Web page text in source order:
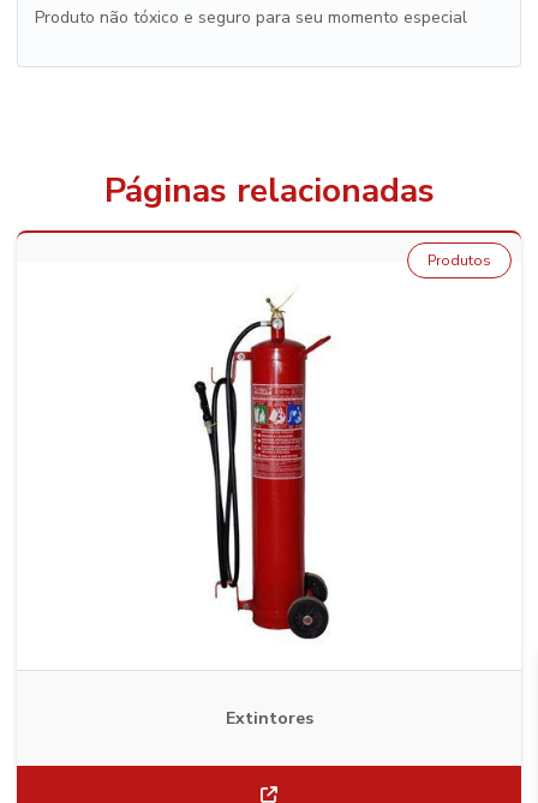
Produto não tóxico e seguro para seu momento especial
Páginas relacionadas
Extintores
Produtos